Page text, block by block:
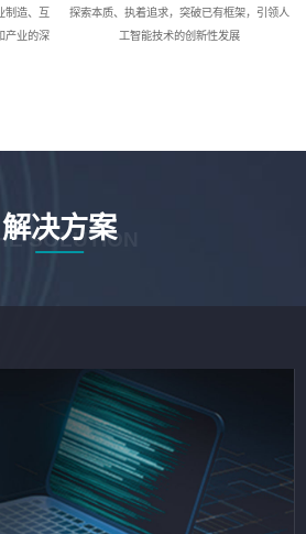
制造、互
产业的深
探索本质、执着追求，突破已有框架，引领人
工智能技术的创新性发展
解决方案
SOLUTION